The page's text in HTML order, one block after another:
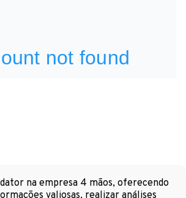
na empresa 4 mãos, oferecendo
valiosas, realizar análises